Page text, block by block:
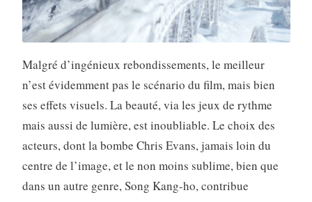
Malgré d’ingénieux rebondissements, le meilleur
n’est évidemment pas le scénario du film, mais bien
ses effets visuels. La beauté, via les jeux de rythme
mais aussi de lumière, est inoubliable. Le choix des
acteurs, dont la bombe Chris Evans, jamais loin du
centre de l’image, et le non moins sublime, bien que
dans un autre genre, Song Kang-ho, contribue